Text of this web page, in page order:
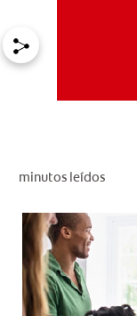
minutos leídos